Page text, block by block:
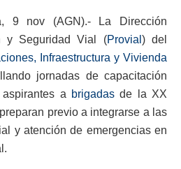
9 nov (AGN).- La Dirección
y Seguridad Vial (Provial ) del
Infraestructura y Vivienda
jornadas de capacitación
a brigadas de la XX
previo a integrarse a las
y atención de emergencias en